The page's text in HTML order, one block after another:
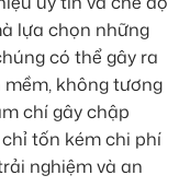
lựa chọn những
có thể gây ra
không tương
chí gây chập
tốn kém chi phí
nghiệm và an